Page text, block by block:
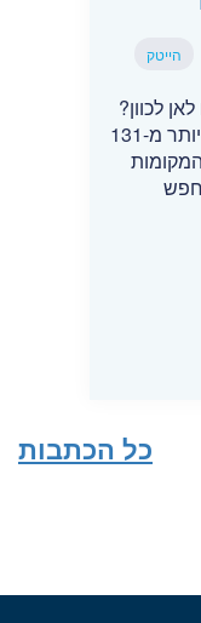
הייטק
לכוון?
לפי נתוני הלמ"ס, בישראל יש יותר מ-131
כל הכתבות